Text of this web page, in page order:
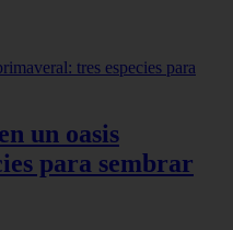
un oasis
para sembrar